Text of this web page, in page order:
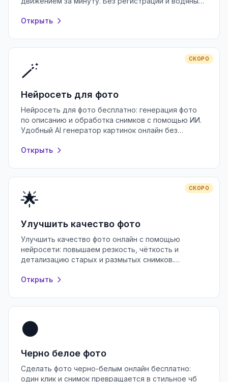
Открыть
СКОРО
🪄
Нейросеть для фото
Нейросеть для фото бесплатно: генерация фото
по описанию и обработка снимков с помощью ИИ.
Удобный AI генератор картинок онлайн без
Открыть
СКОРО
🌟
Улучшить качество фото
Улучшить качество фото онлайн с помощью
нейросети: повышаем резкость, чёткость и
детализацию старых и размытых снимков.
Открыть
⚫
Черно белое фото
Сделать фото черно-белым онлайн бесплатно:
один клик и снимок превращается в стильное чб